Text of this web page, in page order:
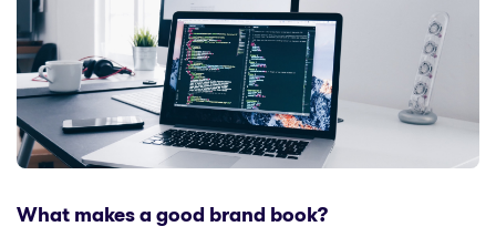
What makes a good brand book?